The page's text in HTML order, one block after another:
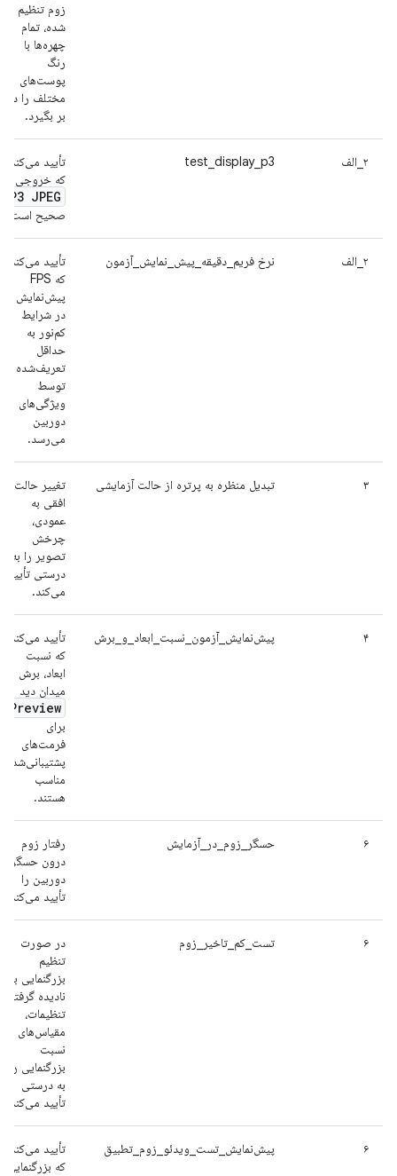
زوم تنظیم
شده، تمام
چهره‌ها با
رنگ
پوست‌های
مختلف را در
بر بگیرد.
۲_الف test_display_p3
تأیید می‌کند
که خروجی
P3 JPEG
صحیح است.
۲_الف نرخ فریم_دقیقه_پیش_نمایش_آزمون
تأیید می‌کند
که FPS
پیش‌نمایش
در شرایط
کم‌نور به
حداقل
تعریف‌شده
توسط
ویژگی‌های
دوربین
می‌رسد.
۳ تبدیل منظره به پرتره از حالت آزمایشی
تغییر حالت
افقی به
عمودی،
چرخش
تصویر را به
درستی تأیید
می‌کند.
۴ پیش‌نمایش_آزمون_نسبت_ابعاد_و_برش
تأیید می‌کند
که نسبت
ابعاد، برش و
میدان دید
Preview
برای
فرمت‌های
پشتیبانی‌شده
مناسب
هستند.
۶ حسگر_زوم_در_آزمایش
رفتار زوم
درون حسگر
دوربین را
تأیید می‌کند.
۶ تست_کم_تاخیر_زوم
در صورت
تنظیم
بزرگنمایی با
نادیده گرفتن
تنظیمات،
مقیاس‌های
نسبت
بزرگنمایی را
به درستی
تأیید می‌کند.
۶ پیش‌نمایش_تست_ویدئو_زوم_تطبیق
تأیید می‌کند
که بزرگنمایی